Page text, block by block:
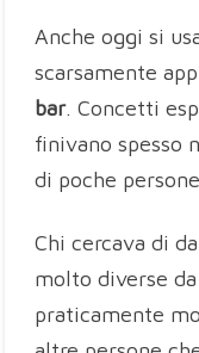
Anche oggi si
scarsamente
bar. Concetti
finivano spesso
di poche
Chi cercava di
molto diverse
praticamente